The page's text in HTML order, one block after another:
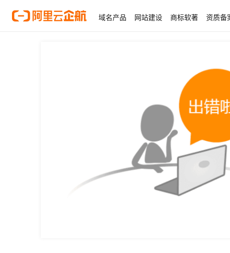
域名产品 网站建设 商标软著 资质备